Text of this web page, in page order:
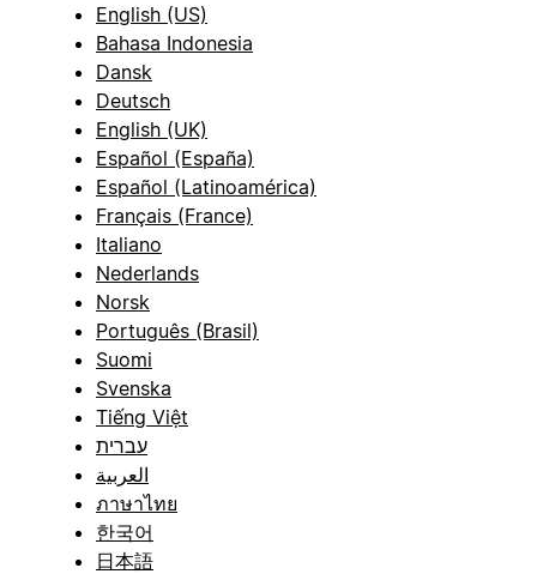
English (US)
Bahasa Indonesia
Dansk
Deutsch
English (UK)
Español (España)
Español (Latinoamérica)
Français (France)
Italiano
Nederlands
Norsk
Português (Brasil)
Suomi
Svenska
Tiếng Việt
עברית
العربية
ภาษาไทย
한국어
日本語